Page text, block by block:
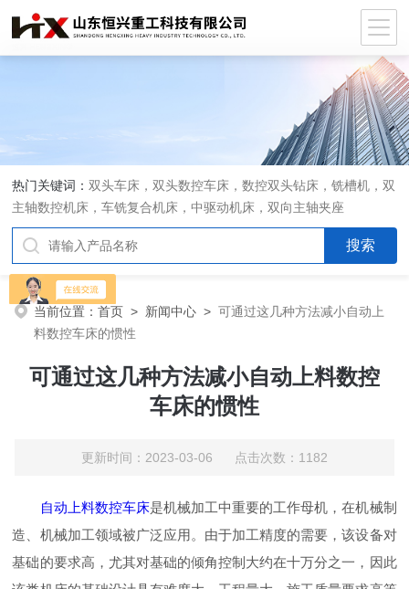
热门关键词：双头车床，双头数控车床，数控双头钻床，铣槽机，双
主轴数控机床，车铣复合机床，中驱动机床，双向主轴夹座
当前位置：首页 > 新闻中心 >可通过这几种方法减小自动上
料数控车床的惯性
可通过这几种方法减小自动上料数控
车床的惯性
更新时间：2023-03-06 点击次数：1182
自动上料数控车床是机械加工中重要的工作母机，在机械制
造、机械加工领域被广泛应用。由于加工精度的需要，该设备对
基础的要求高，尤其对基础的倾角控制大约在十万分之一，因此